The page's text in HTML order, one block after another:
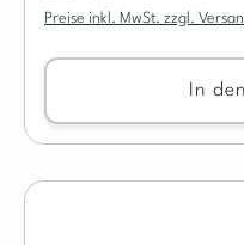
Preise inkl. MwSt. zzgl.
In